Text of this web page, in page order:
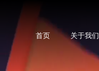
首页 关于我们